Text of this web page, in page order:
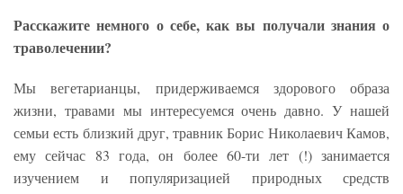
Расскажите немного о себе, как вы получали знания о
траволечении?
Мы вегетарианцы, придерживаемся здорового образа
жизни, травами мы интересуемся очень давно. У нашей
семьи есть близкий друг, травник Борис Николаевич Камов,
ему сейчас 83 года, он более 60-ти лет (!) занимается
изучением и популяризацией природных средств